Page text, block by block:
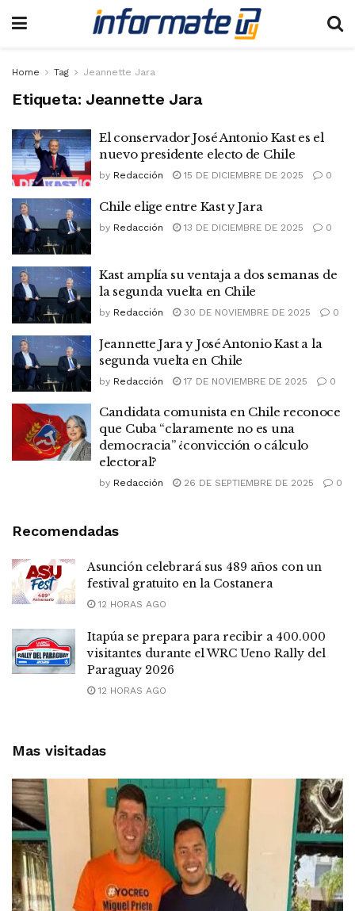
Home Tag Jeannette Jara
Etiqueta: Jeannette Jara
El conservador José Antonio Kast es el
nuevo presidente electo de Chile
by Redacción 15 DE DICIEMBRE DE 2025 0
Chile elige entre Kast y Jara
by Redacción 13 DE DICIEMBRE DE 2025 0
Kast amplía su ventaja a dos semanas de
la segunda vuelta en Chile
by Redacción 30 DE NOVIEMBRE DE 2025 0
Jeannette Jara y José Antonio Kast a la
segunda vuelta en Chile
by Redacción 17 DE NOVIEMBRE DE 2025 0
Candidata comunista en Chile reconoce
que Cuba “claramente no es una
democracia” ¿convicción o cálculo
electoral?
by Redacción 26 DE SEPTIEMBRE DE 2025 0
Recomendadas
Asunción celebrará sus 489 años con un
festival gratuito en la Costanera
12 HORAS AGO
Itapúa se prepara para recibir a 400.000
visitantes durante el WRC Ueno Rally del
Paraguay 2026
12 HORAS AGO
Mas visitadas